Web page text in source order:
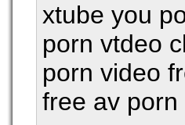
xtube you
porn vtdeo
porn video
free av porn